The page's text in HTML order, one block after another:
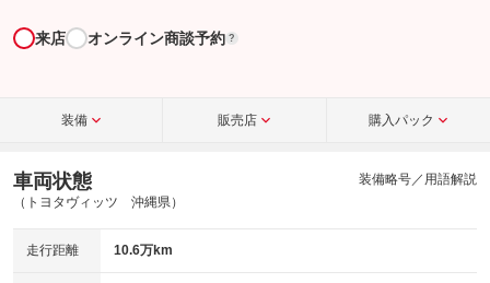
来店 オンライン商談予約 ?
装備 販売店 購入パック
車両状態
（トヨタヴィッツ 沖縄県）
装備略号／用語解説
走行距離 10.6万km